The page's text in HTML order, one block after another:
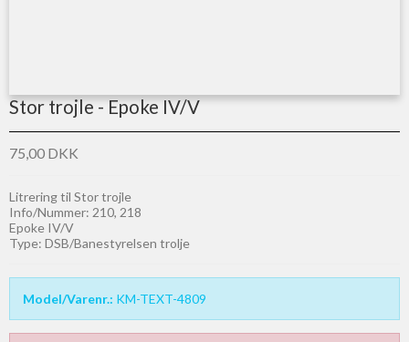
Stor trojle - Epoke IV/V
75,00 DKK
Litrering til Stor trojle
Info/Nummer: 210, 218
Epoke IV/V
Type: DSB/Banestyrelsen trolje
Model/Varenr.: KM-TEXT-4809